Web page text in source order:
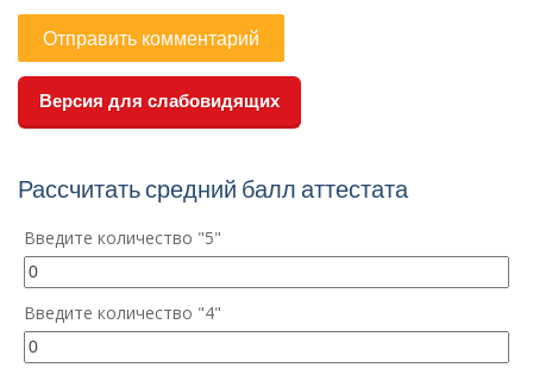
Версия для слабовидящих
Рассчитать средний балл аттестата
Введите количество "5"
Введите количество "4"